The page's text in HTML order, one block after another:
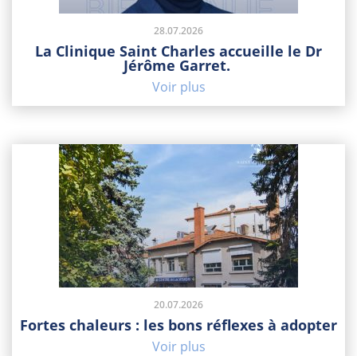
28.07.2026
La Clinique Saint Charles accueille le Dr
Jérôme Garret.
Voir plus
20.07.2026
Fortes chaleurs : les bons réflexes à adopter
Voir plus